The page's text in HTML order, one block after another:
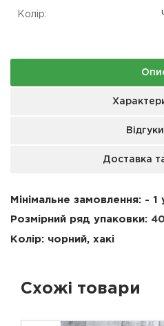
Колір:
Доставка
Мінімальне замовлення: - 1
Розмірний ряд упаковки:
Колір: чорний, хакі
Схожі товари